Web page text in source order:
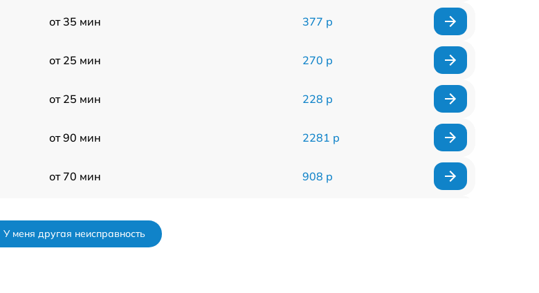
от 35 мин 377 р
от 25 мин 270 р
от 25 мин 228 р
от 90 мин 2281 р
от 70 мин 908 р
У меня другая неисправность